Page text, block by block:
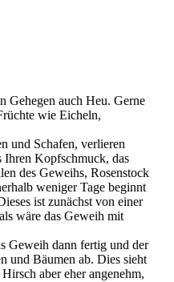
Gehegen auch Heu. Gerne
wie Eicheln,
und Schafen, verlieren
Ihren Kopfschmuck, das
des Geweihs, Rosenstock
weniger Tage beginnt
ist zunächst von einer
wäre das Geweih mit
Geweih dann fertig und der
und Bäumen ab. Dies sieht
aber eher angenehm,